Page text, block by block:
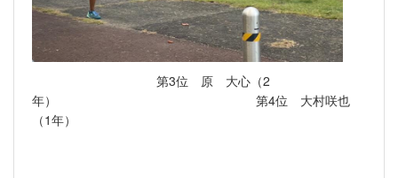
第3位 原 大心（2
年） 第4位 大村咲也
（1年）